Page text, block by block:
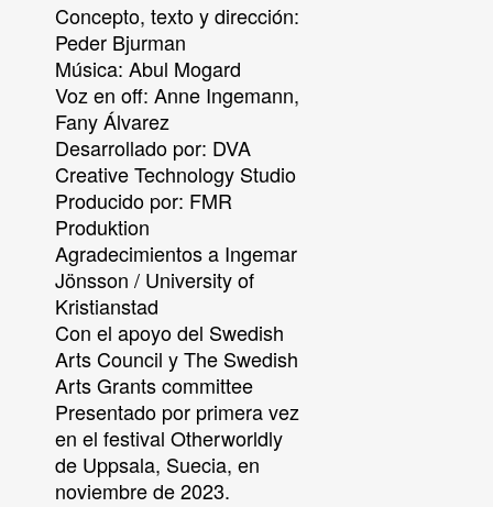
Concepto, texto y dirección:
Peder Bjurman
Música: Abul Mogard
Voz en off: Anne Ingemann,
Fany Álvarez
Desarrollado por: DVA
Creative Technology Studio
Producido por: FMR
Produktion
Agradecimientos a Ingemar
Jönsson / University of
Kristianstad
Con el apoyo del Swedish
Arts Council y The Swedish
Arts Grants committee
Presentado por primera vez
en el festival Otherworldly
de Uppsala, Suecia, en
noviembre de 2023.